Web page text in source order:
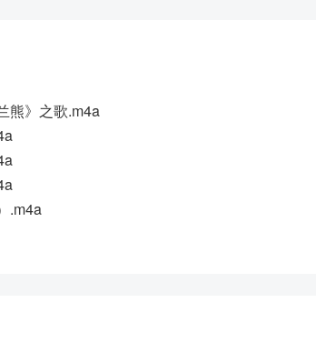
熊》之歌.m4a
.m4a
下载后解锁 9 首完整音频